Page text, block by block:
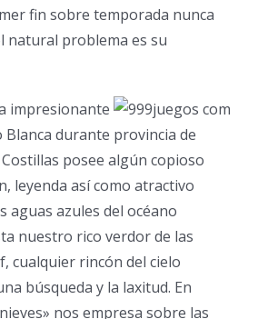
fin sobre temporada nunca
natural problema es su
impresionante
Blanca durante provincia de
posee algún copioso
leyenda así­ como atractivo
aguas azules del océano
nuestro rico verdor de las
cualquier rincón del cielo
búsqueda y la laxitud. En
nos empresa sobre las